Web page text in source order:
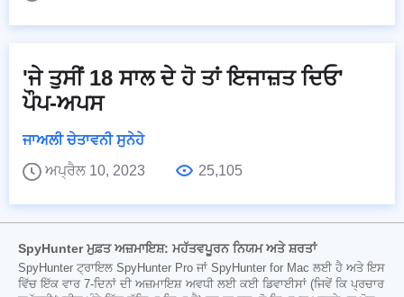
'ਜੇ ਤੁਸੀਂ 18 ਸਾਲ ਦੇ ਹੋ ਤਾਂ ਇਜਾਜ਼ਤ ਦਿਓ'
ਪੌਪ-ਅਪਸ
ਜਾਅਲੀ ਚੇਤਾਵਨੀ ਸੁਨੇਹੇ
ਅਪ੍ਰੈਲ 10, 2023
25,105
SpyHunter ਮੁਫ਼ਤ ਅਜ਼ਮਾਇਸ਼: ਮਹੱਤਵਪੂਰਨ ਨਿਯਮ ਅਤੇ ਸ਼ਰਤਾਂ
SpyHunter ਟ੍ਰਾਇਲ SpyHunter Pro ਜਾਂ SpyHunter for Mac ਲਈ ਹੈ ਅਤੇ ਇਸ
ਵਿੱਚ ਇੱਕ ਵਾਰ 7-ਦਿਨਾਂ ਦੀ ਅਜ਼ਮਾਇਸ਼ ਅਵਧੀ ਲਈ ਕਈ ਡਿਵਾਈਸਾਂ (ਜਿਵੇਂ ਕਿ ਪ੍ਰਚਾਰ